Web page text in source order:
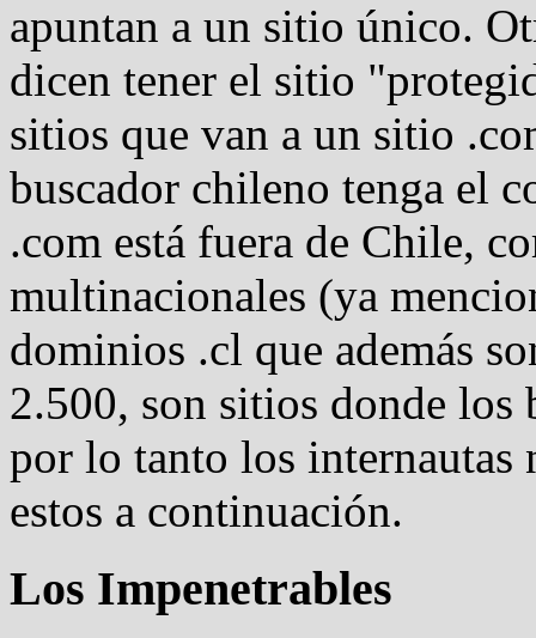
apuntan a un sitio único.
dicen tener el sitio
sitios que van a un sitio
buscador chileno tenga el
.com está fuera de Chile,
multinacionales (ya
dominios .cl que además
2.500, son sitios donde los
por lo tanto los internautas
estos a continuación.
Los Impenetrables